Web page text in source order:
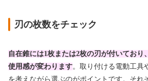
刃の枚数をチェック
自在錐には1枚または2枚の刃が付いており
使用感が変わります。取り付ける電動工具
を考えながら選ぶのがポイントです。それ